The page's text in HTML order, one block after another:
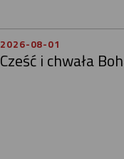
2026-08-01
Cześć i chwała